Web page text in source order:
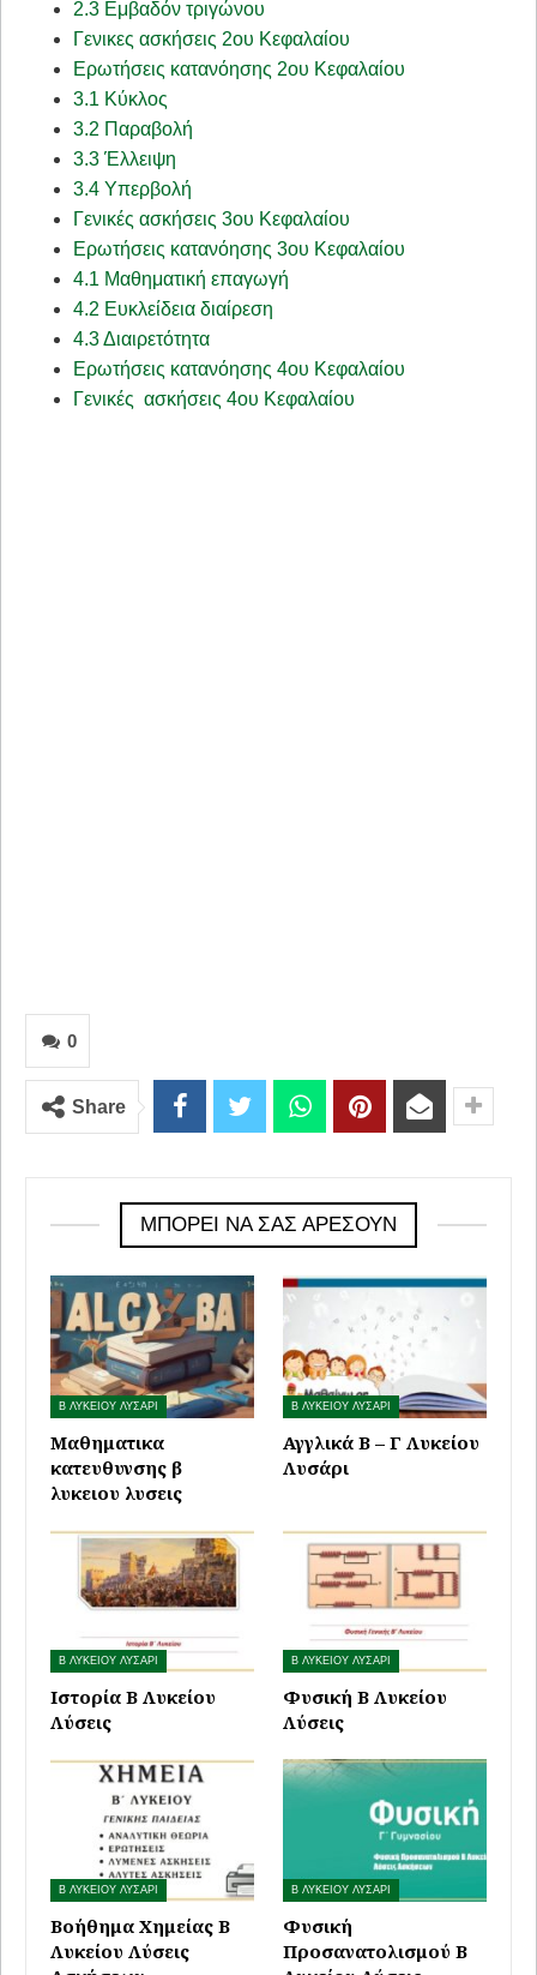
2.3 Εμβαδόν τριγώνου
Γενικες ασκήσεις 2ου Κεφαλαίου
Ερωτήσεις κατανόησης 2ου Κεφαλαίου
3.1 Κύκλος
3.2 Παραβολή
3.3 Έλλειψη
3.4 Υπερβολή
Γενικές ασκήσεις 3ου Κεφαλαίου
Ερωτήσεις κατανόησης 3ου Κεφαλαίου
4.1 Μαθηματική επαγωγή
4.2 Ευκλείδεια διαίρεση
4.3 Διαιρετότητα
Ερωτήσεις κατανόησης 4ου Κεφαλαίου
Γενικές ασκήσεις 4ου Κεφαλαίου
0
Share
ΜΠΟΡΕΊ ΝΑ ΣΑΣ ΑΡΈΣΟΥΝ
Β ΛΥΚΕΙΟΥ ΛΥΣΑΡΙ
Μαθηματικα
κατευθυνσης β
λυκειου λυσεις
Β ΛΥΚΕΙΟΥ ΛΥΣΑΡΙ
Αγγλικά Β – Γ Λυκείου
Λυσάρι
Β ΛΥΚΕΙΟΥ ΛΥΣΑΡΙ
Ιστορία Β Λυκείου
Λύσεις
Β ΛΥΚΕΙΟΥ ΛΥΣΑΡΙ
Φυσική Β Λυκείου
Λύσεις
Β ΛΥΚΕΙΟΥ ΛΥΣΑΡΙ
Βοήθημα Χημείας Β
Λυκείου Λύσεις
Β ΛΥΚΕΙΟΥ ΛΥΣΑΡΙ
Φυσική
Προσανατολισμού Β